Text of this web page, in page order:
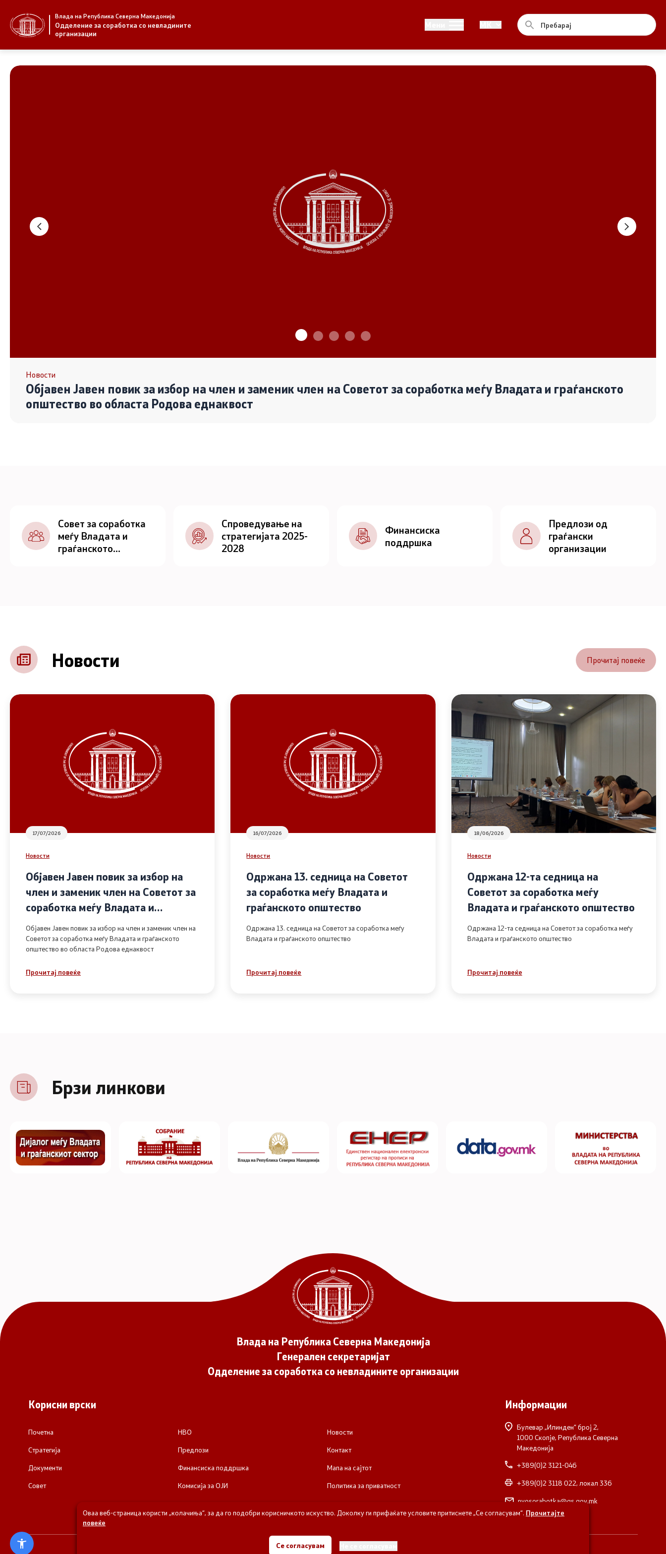
Влада на Република Северна Македонија
Одделение за соработка со невладините
организации
За нас Совет
Регистар
Дијалог меѓу Владата и граѓанскиот
Финансиска поддршка
Прегледи
Програми
Линкови
Изјава за пристапност
Новости
Објавен Јавен повик за избор на член и заменик член на Советот за соработка меѓу Владата и граѓанското
општество во областа Родова еднаквост
Совет за соработка
меѓу Владата и
граѓанското
Спроведување на
стратегијата 2025-
2028
Финансиска
поддршка
Предлози од
граѓански
организации
Новости Прочитај повеќе
17/07/2026
Новости
Објавен Јавен повик за избор на
член и заменик член на Советот за
соработка меѓу Владата и
граѓанското општество во областа
Родова еднаквост
Објавен Јавен повик за избор на член и заменик член на
Советот за соработка меѓу Владата и граѓанското
општество во областа Родова еднаквост
Прочитај повеќе
16/07/2026
Новости
Одржана 13. седница на Советот
за соработка меѓу Владата и
граѓанското општество
Одржана 13. седница на Советот за соработка меѓу
Владата и граѓанското општество
Прочитај повеќе
18/06/2026
Новости
Одржана 12-та седница на
Советот за соработка меѓу
Владата и граѓанското општество
Одржана 12-та седница на Советот за соработка меѓу
Владата и граѓанското општество
Прочитај повеќе
Брзи линкови
Влада на Република Северна Македонија
Генерален секретаријат
Одделение за соработка со невладините организации
Корисни врски
Почетна
Стратегија
Документи
Совет
НВО
Предлози
Финансиска поддршка
Комисија за ОЈИ
Новости
Контакт
Мапа на сајтот
Политика за приватност
Информации
Булевар „Илинден“ број 2,
1000 Скопје, Република Северна
Македонија
+389(0)2 3121-046
+389(0)2 3118 022, локал 336
nvosorabotka@gs.gov.mk
© 2026 Одделение за соработка со невладините организации - Влада на Република Северна Македонија
Оваа веб-страница користи „колачиња“, за да го подобри корисничкото искуство. Доколку ги прифаќате условите притиснете „Се согласувам“. Прочитајте
повеќе
Се согласувам